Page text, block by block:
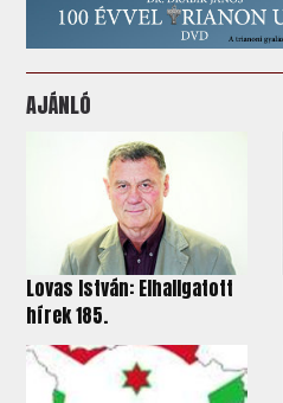
AJÁNLÓ
Lovas István: Elhallgatott
hírek 185.